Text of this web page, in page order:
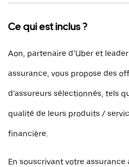
Ce qui est inclus ?
Aon, partenaire d’Uber et
assurance, vous propose des
d’assureurs sélectionnés, tels
qualité de leurs produits /
financière.
En souscrivant votre